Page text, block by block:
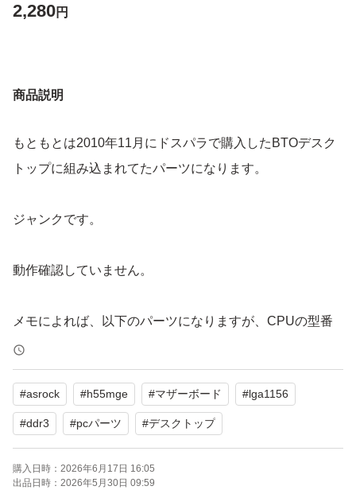
2,280円
商品説明
もともとは2010年11月にドスパラで購入したBTOデスク
トップに組み込まれてたパーツになります。
ジャンクです。
動作確認していません。
メモによれば、以下のパーツになりますが、CPUの型番
まで確認（保証）できません。
【マザーボード】
ASRock H55M-GE(H55 1156 DDR3 mATX)
【CPU】
#asrock #h55mge #マザーボード #lga1156
#ddr3 #pcパーツ #デスクトップ
購入日時： 2026年6月17日 16:05
出品日時： 2026年5月30日 09:59